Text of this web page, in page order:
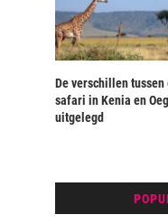
De verschillen tussen
safari in Kenia en
uitgelegd